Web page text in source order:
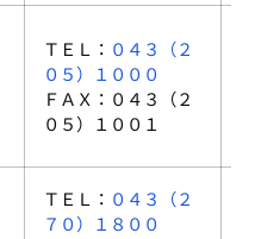
ＴＥＬ： ０４３（２
０５）１０００
ＦＡＸ：０４３（２
０５）１００１
ＴＥＬ： ０４３（２
７０）１８００